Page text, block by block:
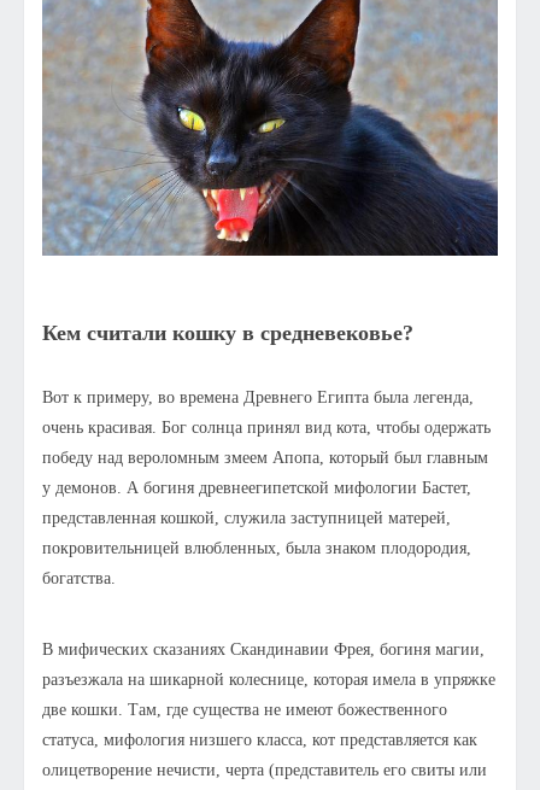
Кем считали кошку в средневековье?
Вот к примеру, во времена Древнего Египта была легенда,
очень красивая. Бог солнца принял вид кота, чтобы одержать
победу над вероломным змеем Апопа, который был главным
у демонов. А богиня древнеегипетской мифологии Бастет,
представленная кошкой, служила заступницей матерей,
покровительницей влюбленных, была знаком плодородия,
богатства.
В мифических сказаниях Скандинавии Фрея, богиня магии,
разъезжала на шикарной колеснице, которая имела в упряжке
две кошки. Там, где существа не имеют божественного
статуса, мифология низшего класса, кот представляется как
олицетворение нечисти, черта (представитель его свиты или